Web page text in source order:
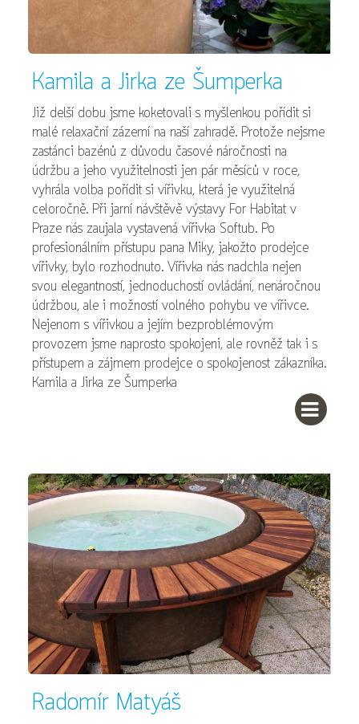
Kamila a Jirka ze Šumperka
Již delší dobu jsme koketovali s myšlenkou pořídit si
malé relaxační zázemí na naší zahradě. Protože nejsme
zastánci bazénů z důvodu časové náročnosti na
údržbu a jeho využitelnosti jen pár měsíců v roce,
vyhrála volba pořídit si vířivku, která je využitelná
celoročně. Při jarní návštěvě výstavy For Habitat v
Praze nás zaujala vystavená vířivka Softub. Po
profesionálním přístupu pana Miky, jakožto prodejce
vířivky, bylo rozhodnuto. Vířivka nás nadchla nejen
svou elegantností, jednoduchostí ovládání, nenáročnou
údržbou, ale i možností volného pohybu ve vířivce.
Nejenom s vířivkou a jejím bezproblémovým
provozem jsme naprosto spokojeni, ale rovněž tak i s
přístupem a zájmem prodejce o spokojenost zákazníka.
Kamila a Jirka ze Šumperka
Radomír Matyáš